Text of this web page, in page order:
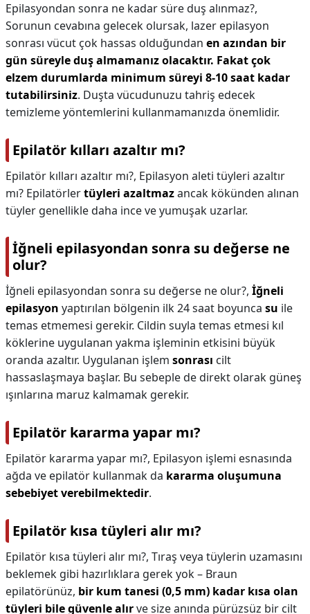
Epilasyondan sonra ne kadar süre duş alınmaz?,
Sorunun cevabına gelecek olursak, lazer epilasyon
sonrası vücut çok hassas olduğundan en azından bir
gün süreyle duş almamanız olacaktır. Fakat çok
elzem durumlarda minimum süreyi 8-10 saat kadar
tutabilirsiniz. Duşta vücudunuzu tahriş edecek
temizleme yöntemlerini kullanmamanızda önemlidir.
Epilatör kılları azaltır mı?
Epilatör kılları azaltır mı?, Epilasyon aleti tüyleri azaltır
mı? Epilatörlertüyleri azaltmazancak kökünden alınan
tüyler genellikle daha ince ve yumuşak uzarlar.
İğneli epilasyondan sonra su değerse ne
olur?
İğneli epilasyondan sonra su değerse ne olur?, İğneli
epilasyon yaptırılan bölgenin ilk 24 saat boyunca su ile
temas etmemesi gerekir. Cildin suyla temas etmesi kıl
köklerine uygulanan yakma işleminin etkisini büyük
oranda azaltır. Uygulanan işlem sonrası cilt
hassaslaşmaya başlar. Bu sebeple de direkt olarak güneş
ışınlarına maruz kalmamak gerekir.
Epilatör kararma yapar mı?
Epilatör kararma yapar mı?, Epilasyon işlemi esnasında
ağda ve epilatör kullanmak da kararma oluşumuna
sebebiyet verebilmektedir.
Epilatör kısa tüyleri alır mı?
Epilatör kısa tüyleri alır mı?, Tıraş veya tüylerin uzamasını
beklemek gibi hazırlıklara gerek yok – Braun
epilatörünüz, bir kum tanesi (0,5 mm) kadar kısa olan
tüyleri bile güvenle alırve size anında pürüzsüz bir cilt